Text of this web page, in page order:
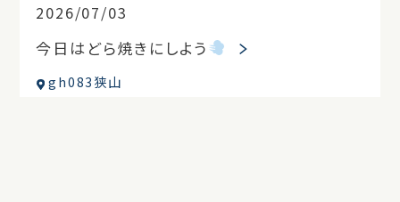
2026/07/03
今日はどら焼きにしよう
gh083狭山